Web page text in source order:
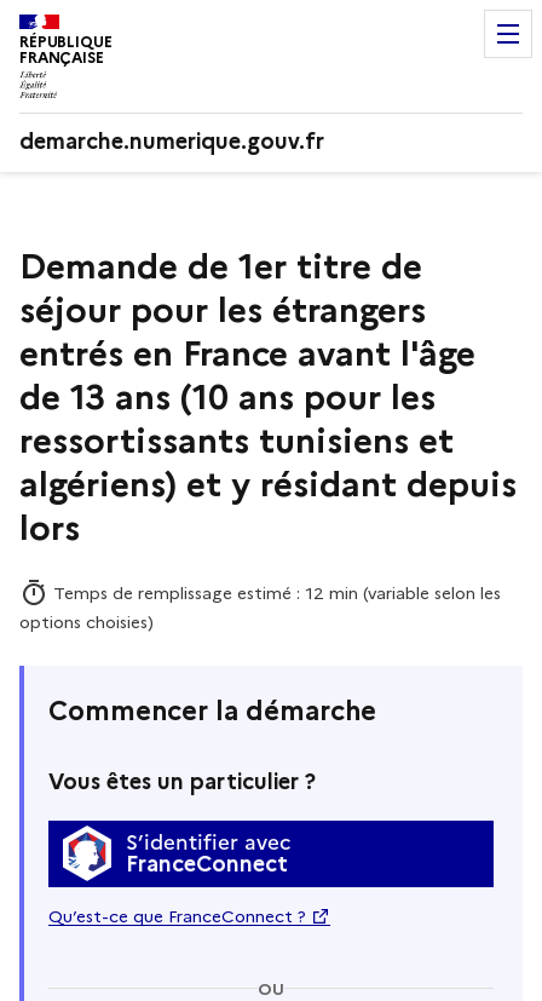
RÉPUBLIQUE
FRANÇAISE
demarche.numerique.gouv.fr
Demande de 1er titre de
séjour pour les étrangers
entrés en France avant l'âge
de 13 ans (10 ans pour les
ressortissants tunisiens et
algériens) et y résidant depuis
lors
Temps de remplissage estimé : 12 min (variable selon les
options choisies)
Commencer la démarche
Vous êtes un particulier ?
S’identifier avec
FranceConnect
Qu’est-ce que FranceConnect ?
OU